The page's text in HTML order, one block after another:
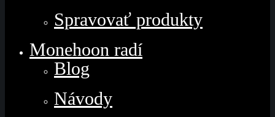
Spravovať produkty
Monehoon radí
Blog
Návody